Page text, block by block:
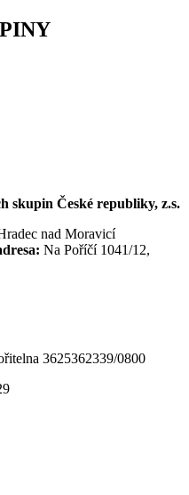
skupin České republiky, z.s.
nad Moravicí
Na Poříčí 1041/12,
3625362339/0800